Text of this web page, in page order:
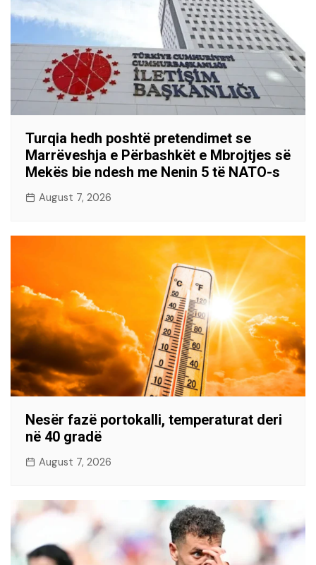
Turqia hedh poshtë pretendimet se
Marrëveshja e Përbashkët e Mbrojtjes së
Mekës bie ndesh me Nenin 5 të NATO-s
August 7, 2026
Nesër fazë portokalli, temperaturat deri
në 40 gradë
August 7, 2026